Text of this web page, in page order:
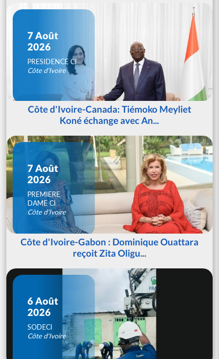
7 Août
2026
PRESIDENCE CI
Côte d'Ivoire
Côte d'Ivoire-Canada: Tiémoko Meyliet
Koné échange avec An...
7 Août
2026
PREMIERE
DAME CI
Côte d'Ivoire
Côte d'Ivoire-Gabon : Dominique Ouattara
reçoit Zita Oligu...
6 Août
2026
SODECI
Côte d'Ivoire